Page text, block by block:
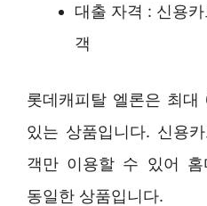
대출 자격 : 신용
객
롯데캐피탈 엘론은 최
있는 상품입니다. 신용
객만 이용할 수 있어 홈
동일한 상품입니다.